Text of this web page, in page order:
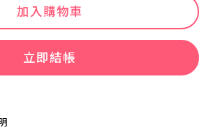
加入購物車
立即結帳